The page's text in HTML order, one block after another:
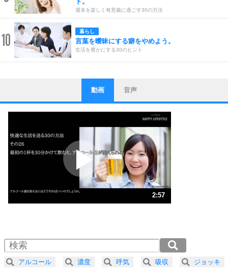
週末を楽しく有意義に過ごす30の方法
10 暮らし
言葉を曖昧にする癖をやめよう。
生活を豊かにする30のヒント
1
ストレス対策
他人と比べない。
いっそのこと、他人を見ない。
いらいらしない人になる30の方法
ポジティブになれない原因は、行動しないから。
ポジティブ思考になる30の方法
ストレス対策
人生、なんとかなるもの。
気楽に生きる30の方法
4 器の大きい人は、怒りを優しさで表現する。
動画 音声
2:57
2.0倍速 （348KB 1分28秒）
2.5倍速 （278KB 1分11秒）
3.0倍速 （232KB 59秒）
アルコール 濃度 呼気 吸収 ジョッキ